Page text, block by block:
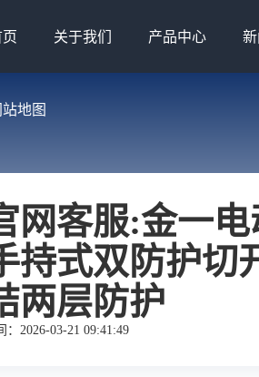
关于我们 产品中心
站地图
网客服:金一电
持式双防护切
两层防护
2026-03-21 09:41:49